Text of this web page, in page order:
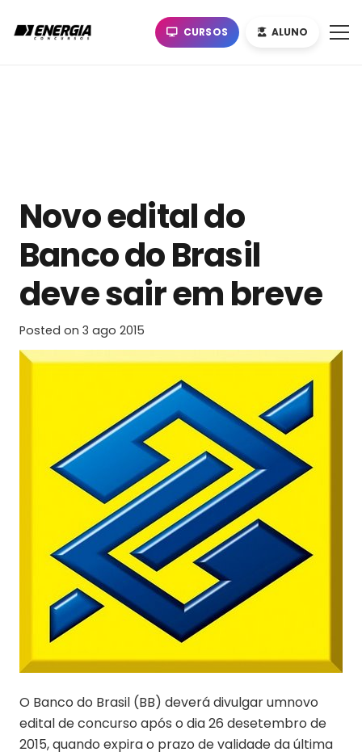
CURSOS ALUNO
Novo edital do
Banco do Brasil
deve sair em breve
Posted on 3 ago 2015
O Banco do Brasil (BB) deverá divulgar umnovo
edital de concurso após o dia 26 desetembro de
2015, quando expira o prazo de validade da última